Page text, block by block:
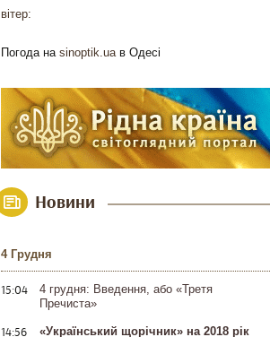
вітер:
Погода на sinoptik.uaв Одесі
Новини
4 Грудня
15:04
4 грудня: Введення, або «Третя
Пречиста»
14:56
«Український щорічник» на 2018 рік